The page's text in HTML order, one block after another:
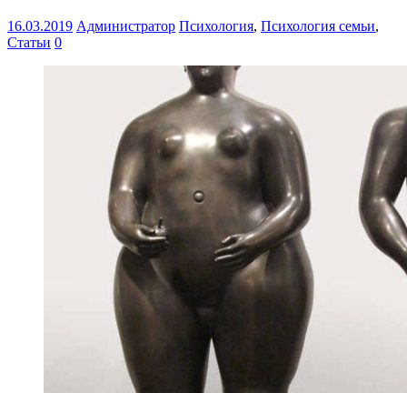
16.03.2019 Администратор Психология, Психология семьи,
Статьи 0